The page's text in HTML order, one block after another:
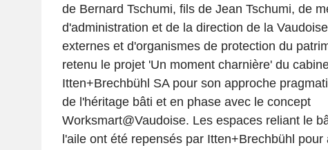
de Bernard Tschumi, fils de Jean Tschumi, de
d'administration et de la direction de la
externes et d'organismes de protection du
retenu le projet 'Un moment charnière' du
Itten+Brechbühl SA pour son approche
de l'héritage bâti et en phase avec le concept
Worksmart@Vaudoise. Les espaces reliant le
l'aile ont été repensés par Itten+Brechbühl pour